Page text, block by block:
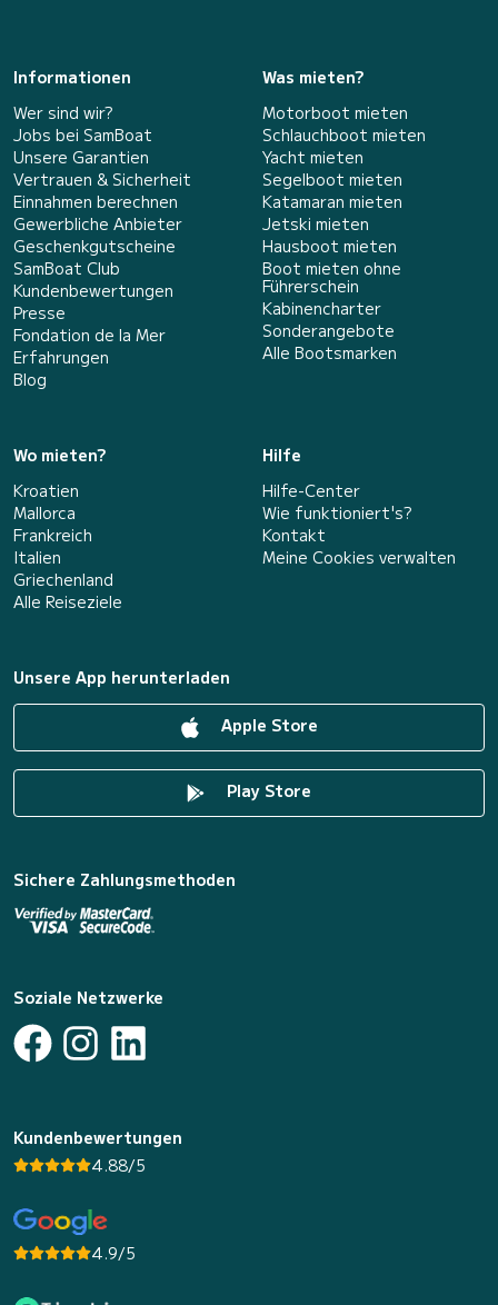
Informationen
Wer sind wir?
Jobs bei SamBoat
Unsere Garantien
Vertrauen & Sicherheit
Einnahmen berechnen
Gewerbliche Anbieter
Geschenkgutscheine
SamBoat Club
Kundenbewertungen
Presse
Fondation de la Mer
Erfahrungen
Blog
Was mieten?
Motorboot mieten
Schlauchboot mieten
Yacht mieten
Segelboot mieten
Katamaran mieten
Jetski mieten
Hausboot mieten
Boot mieten ohne
Führerschein
Kabinencharter
Sonderangebote
Alle Bootsmarken
Wo mieten?
Kroatien
Mallorca
Frankreich
Italien
Griechenland
Alle Reiseziele
Hilfe
Hilfe-Center
Wie funktioniert's?
Kontakt
Meine Cookies verwalten
Unsere App herunterladen
Apple Store
Play Store
Sichere Zahlungsmethoden
Soziale Netzwerke
Kundenbewertungen
4.88/5
4.9/5